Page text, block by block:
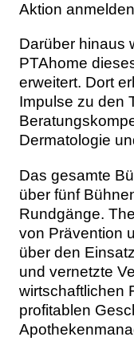
Aktion
Darüber hinaus
PTAhome
erweitert. Dort
Impulse zu den
Dermatologie
Das gesamte
über fünf
Rundgänge.
von Prävention
über den
und vernetzte
wirtschaftlichen
profitablen